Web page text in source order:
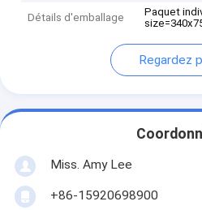
Détails d'emballage
Paquet
Regardez
Miss. Amy Lee
+86-15920698900